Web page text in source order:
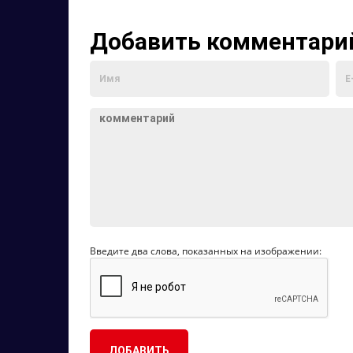
Добавить
Введите два слова, показанных на изображении: